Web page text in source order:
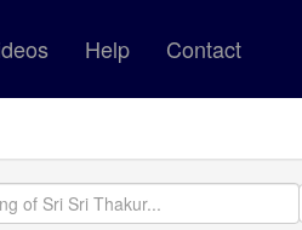
Help Contact